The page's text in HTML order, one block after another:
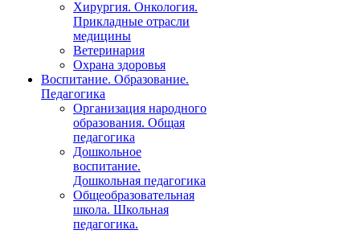
Хирургия. Онкология.
Прикладные отрасли
медицины
Ветеринария
Охрана здоровья
Воспитание. Образование.
Педагогика
Организация народного
образования. Общая
педагогика
Дошкольное
воспитание.
Дошкольная педагогика
Общеобразовательная
школа. Школьная
педагогика.